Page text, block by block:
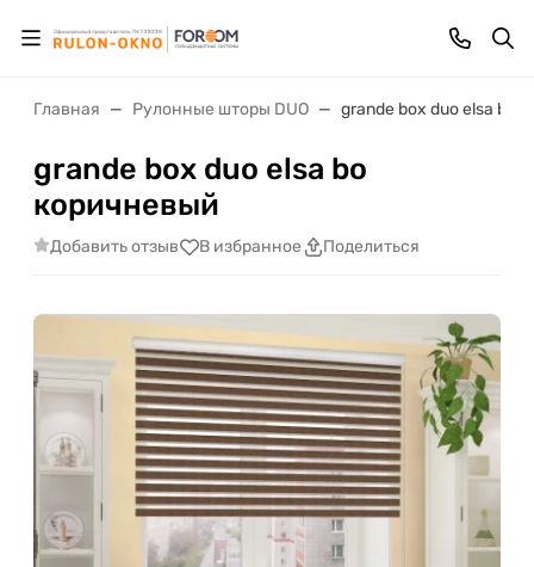
Главная Рулонные шторы DUO grande box duo elsa bo
grande box duo elsa bo
коричневый
Добавить отзыв В избранное Поделиться